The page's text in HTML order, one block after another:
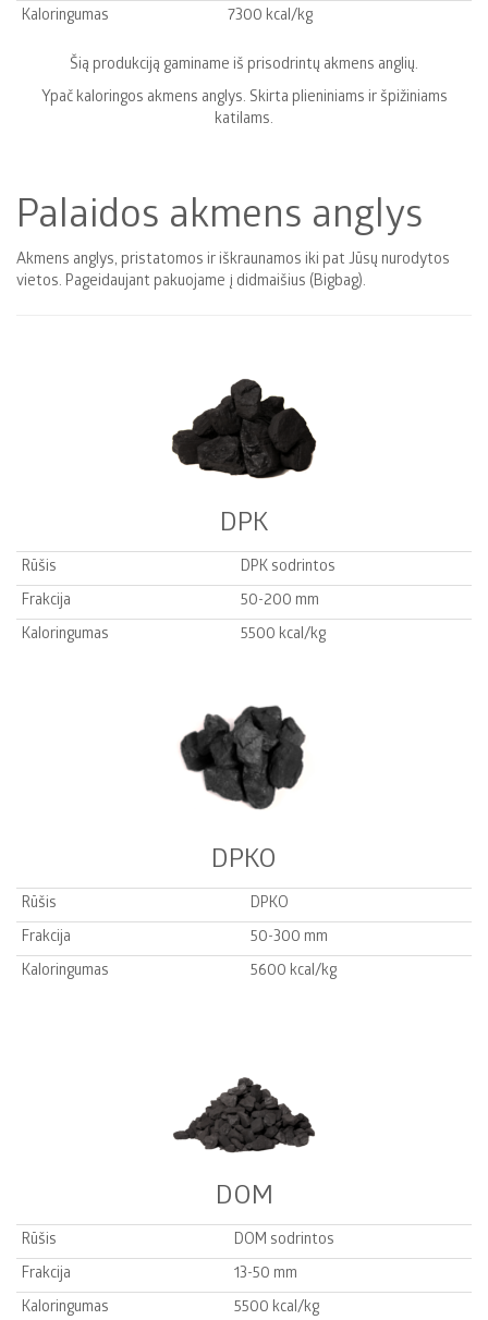
Kaloringumas
7300 kcal/kg
Šią produkciją gaminame iš prisodrintų akmens anglių.
Ypač kaloringos akmens anglys. Skirta plieniniams ir špižiniams
katilams.
Palaidos akmens anglys
Akmens anglys, pristatomos ir iškraunamos iki pat Jūsų nurodytos
vietos. Pageidaujant pakuojame į didmaišius (Bigbag).
DPK
Rūšis
DPK sodrintos
Frakcija
50-200 mm
Kaloringumas
5500 kcal/kg
DPKO
Rūšis
DPKO
Frakcija
50-300 mm
Kaloringumas
5600 kcal/kg
DOM
Rūšis
DOM sodrintos
Frakcija
13-50 mm
Kaloringumas
5500 kcal/kg